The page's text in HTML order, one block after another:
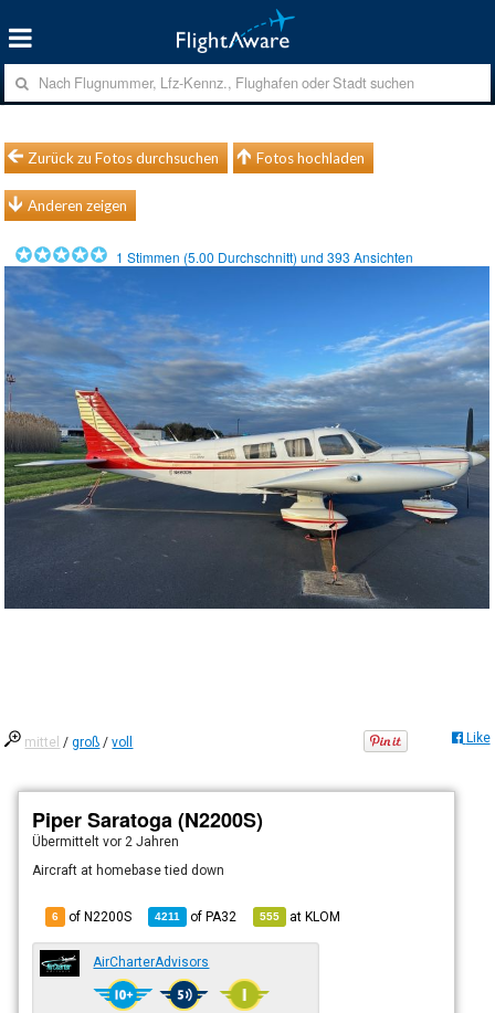
Zurück zu Fotos durchsuchen Fotos hochladen
Anderen zeigen
1 Stimmen (5.00 Durchschnitt) und393 Ansichten
mittel /groß /voll Like
Piper Saratoga (N2200S)
Übermitteltvor 2 Jahren
Aircraft at homebase tied down
6 of N2200S 4211 ofPA32 555 atKLOM
AirCharterAdvisors